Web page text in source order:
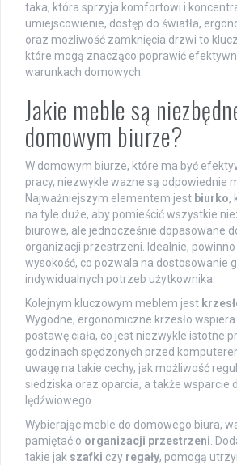
taka, która sprzyja komfortowi i
umiejscowienie, dostęp do światła,
oraz możliwość zamknięcia drzwi to
które mogą znacząco poprawić
warunkach domowych.
Jakie meble są
domowym biurze?
W domowym biurze, które ma być
pracy, niezwykle ważne są odpowiednie
Najważniejszym elementem jest biurko,
na tyle duże, aby pomieścić wszystkie
biurowe, ale jednocześnie dopasowane
organizacji przestrzeni. Idealnie,
wysokość, co pozwala na dostosowanie
indywidualnych potrzeb użytkownika.
Kolejnym kluczowym meblem jest
Wygodne, ergonomiczne krzesło
postawę ciała, co jest niezwykle istotne
godzinach spędzonych przed
uwagę na takie cechy, jak możliwość
siedziska oraz oparcia, a także wsparcie
lędźwiowego.
Wybierając meble do domowego biura,
pamiętać o organizacji przestrzeni.
takie jak szafki czy regały, pomogą